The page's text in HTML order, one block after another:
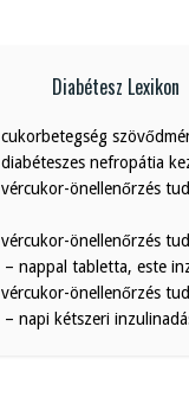
Diabétesz Lexikon
nefropátia
önellenőrzés
önellenőrzés
– nappal tabletta, este
önellenőrzés
– napi kétszeri